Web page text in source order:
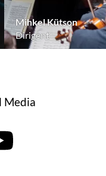
Mihkel Kütson
Dirigent
Media